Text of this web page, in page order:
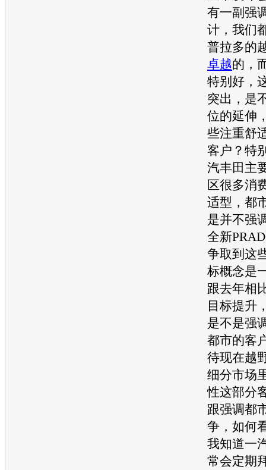
有一副强
计，我们
普拉多的
卓越的，
特别好，
突出，是
位的延伸
些注重舒
客户？特
汽丰田 主
区很多消
适型，都
是并不强
全新
争取到这
标概念是
跟去年相
目标提升
是不是强
都市的客
待现在越
细分市场
性这部分
跟强调都
争，如何
我知道一
常会定期